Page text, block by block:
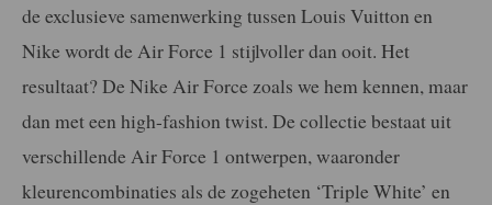
de exclusieve samenwerking tussen Louis Vuitton en
Nike wordt de Air Force 1 stijlvoller dan ooit. Het
resultaat? De Nike Air Force zoals we hem kennen, maar
dan met een high-fashion twist. De collectie bestaat uit
verschillende Air Force 1 ontwerpen, waaronder
kleurencombinaties als de zogeheten ‘Triple White’ en